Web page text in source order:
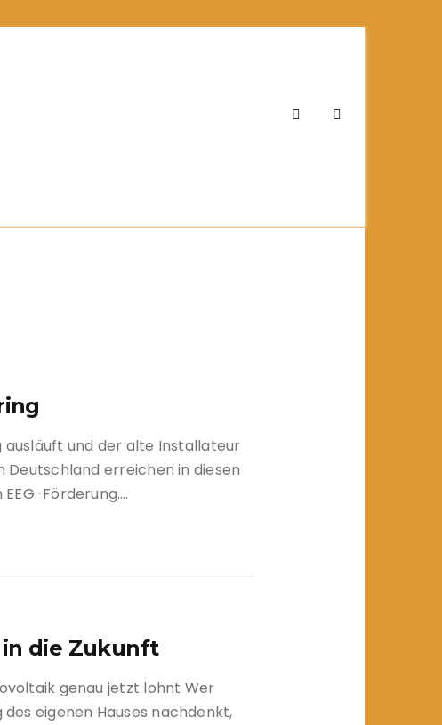
ausläuft und der alte Installateur
Deutschland erreichen in diesen
Förderung….
die Zukunft
genau jetzt lohnt Wer
eigenen Hauses nachdenkt,